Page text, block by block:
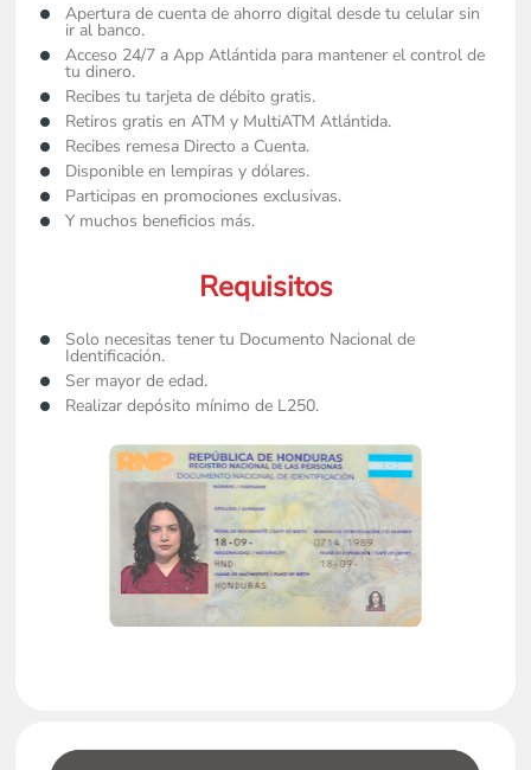
Apertura de cuenta de ahorro digital desde tu celular sin
ir al banco.
Acceso 24/7 a App Atlántida para mantener el control de
tu dinero.
Recibes tu tarjeta de débito gratis.
Retiros gratis en ATM y MultiATM Atlántida.
Recibes remesa Directo a Cuenta.
Disponible en lempiras y dólares.
Participas en promociones exclusivas.
Y muchos beneficios más.
Requisitos
Solo necesitas tener tu Documento Nacional de
Identificación.
Ser mayor de edad.
Realizar depósito mínimo de L250.